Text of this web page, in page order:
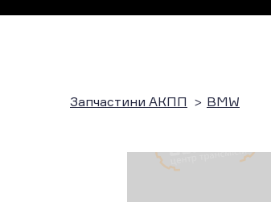
Запчастини АКПП BMW